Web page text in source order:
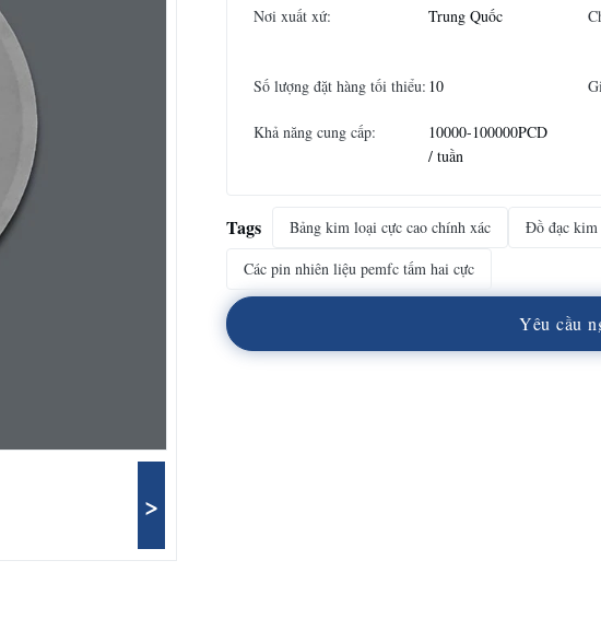
>
Nơi xuất xứ: Trung Quốc
Số lượng đặt hàng tối thiểu: 10
Khả năng cung cấp:
10000-100000PCD
/ tuần
Tags Bảng kim loại cực cao chính xác
Đồ đạc kim
Các pin nhiên liệu pemfc tấm hai cực
Yêu cầu n